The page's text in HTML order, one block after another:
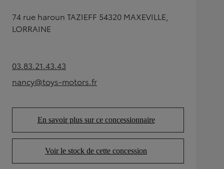
74 rue haroun TAZIEFF 54320 MAXEVILLE,
LORRAINE
03.83.21.43.43(Opens in new tab)
nancy@toys-motors.fr
(Opens in new tab)
En savoir plus sur ce concessionnaire
(Opens in new tab)
Voir le stock de cette concession
(Opens in new tab)